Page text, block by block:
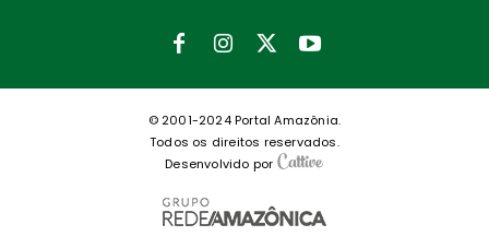
© 2001-2024 Portal Amazônia.
Todos os direitos reservados.
Desenvolvido por